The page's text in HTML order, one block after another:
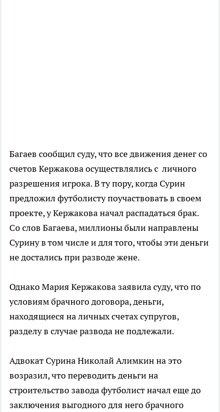
Багаев сообщил суду, что все движения денег со
счетов Кержакова осуществлялись с личного
разрешения игрока. В ту пору, когда Сурин
предложил футболисту поучаствовать в своем
проекте, у Кержакова начал распадаться брак.
Со слов Багаева, миллионы были направлены
Сурину в том числе и для того, чтобы эти деньги
не достались при разводе жене.
Однако Мария Кержакова заявила суду, что по
условиям брачного договора, деньги,
находящиеся на личных счетах супругов,
разделу в случае развода не подлежали.
Адвокат Сурина Николай Алимкин на это
возразил, что переводить деньги на
строительство завода футболист начал еще до
заключения выгодного для него брачного